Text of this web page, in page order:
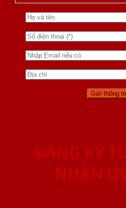
ĐĂNG KÝ
NHẬN